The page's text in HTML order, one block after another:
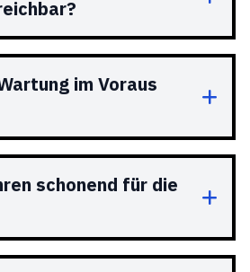
im Voraus
schonend für die